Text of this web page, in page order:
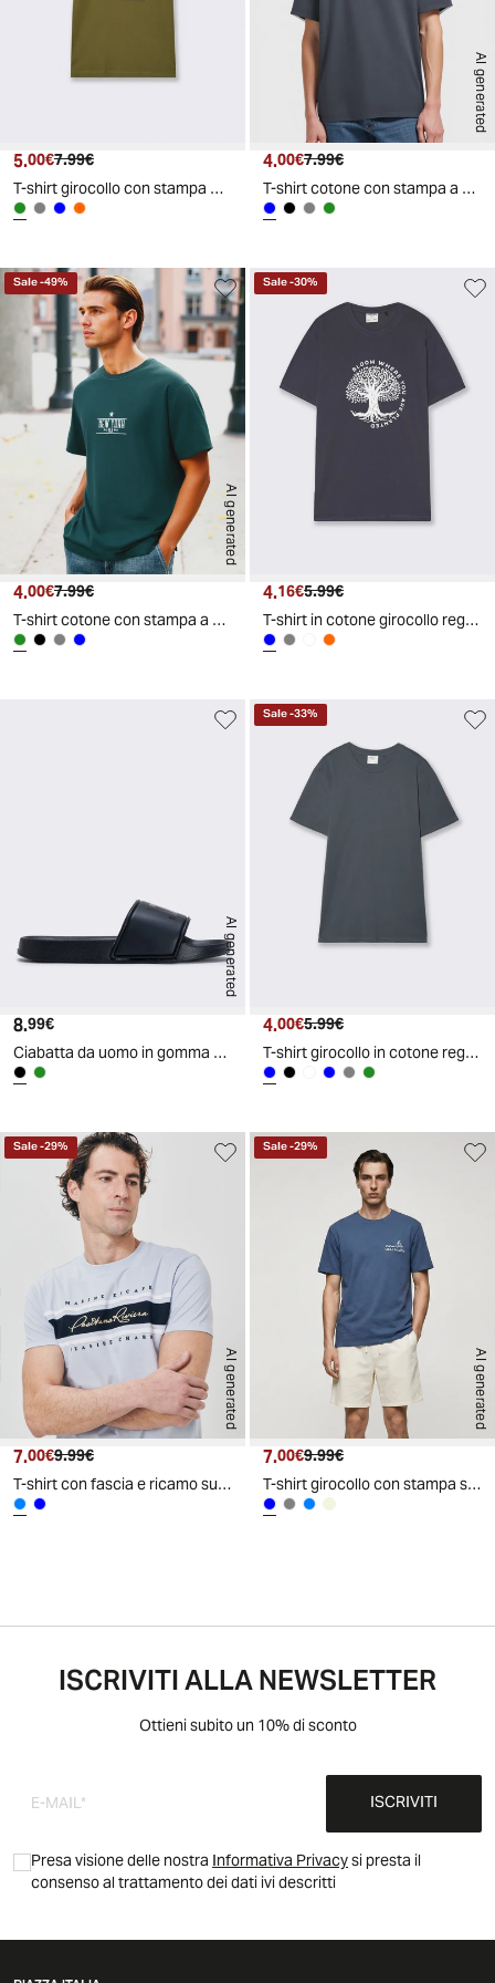
Prezzo attuale
5.00€ Prezzo originale
7.99€
T-shirt girocollo con stampa PUF - Verde oliva
AI generated
Prezzo attuale
4.00€ Prezzo originale
7.99€
T-shirt cotone con stampa a contrasto - Avion
AI generated
Sale-49%
Prezzo attuale
4.00€ Prezzo originale
7.99€
T-shirt cotone con stampa a contrasto - Verde petrolio
Sale-30%
Prezzo attuale
4.16€ Prezzo originale
5.99€
T-shirt in cotone girocollo regular fit - Avion
AI generated
Prezzo attuale
8.99€
Ciabatta da uomo in gomma EVA colorata - Nero
Sale-33%
Prezzo attuale
4.00€ Prezzo originale
5.99€
T-shirt girocollo in cotone regular fit - Avion
AI generated
Sale-29%
Prezzo attuale
7.00€ Prezzo originale
9.99€
T-shirt con fascia e ricamo sul petto - Celeste polvere
AI generated
Sale-29%
Prezzo attuale
7.00€ Prezzo originale
9.99€
T-shirt girocollo con stampa spray effetto - Avion
ISCRIVITI ALLA NEWSLETTER
Ottieni subito un 10% di sconto
ISCRIVITI
Presa visione delle nostraInformativa Privacysi presta il
consenso al trattamento dei dati ivi descritti